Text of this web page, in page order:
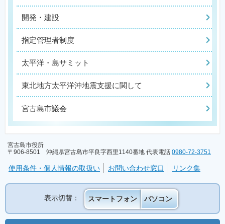
開発・建設
指定管理者制度
太平洋・島サミット
東北地方太平洋沖地震支援に関して
宮古島市議会
宮古島市役所
〒906-8501 沖縄県宮古島市平良字西里1140番地 代表電話 0980-72-3751
使用条件・個人情報の取扱い お問い合わせ窓口 リンク集
表示切替： スマートフォン パソコン